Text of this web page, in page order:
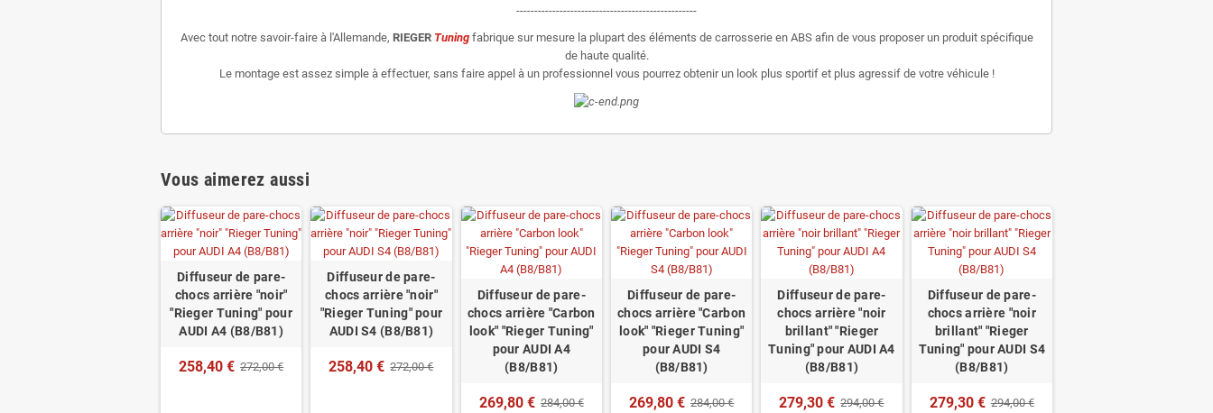
--------------------------------------------------
Avec tout notre savoir-faire à l'Allemande, RIEGER Tuning fabrique sur mesure la plupart des éléments de carrosserie en ABS afin de vous proposer un produit spécifique
de haute qualité.
Le montage est assez simple à effectuer, sans faire appel à un professionnel vous pourrez obtenir un look plus sportif et plus agressif de votre véhicule !
Vous aimerez aussi
Diffuseur de pare-
chocs arrière "noir"
"Rieger Tuning" pour
AUDI A4 (B8/B81)
258,40 € 272,00 €
Diffuseur de pare-
chocs arrière "noir"
"Rieger Tuning" pour
AUDI S4 (B8/B81)
258,40 € 272,00 €
Diffuseur de pare-
chocs arrière "Carbon
look" "Rieger Tuning"
pour AUDI A4
(B8/B81)
269,80 € 284,00 €
Diffuseur de pare-
chocs arrière "Carbon
look" "Rieger Tuning"
pour AUDI S4
(B8/B81)
269,80 € 284,00 €
Diffuseur de pare-
chocs arrière "noir
brillant" "Rieger
Tuning" pour AUDI A4
(B8/B81)
279,30 € 294,00 €
Diffuseur de pare-
chocs arrière "noir
brillant" "Rieger
Tuning" pour AUDI S4
(B8/B81)
279,30 € 294,00 €